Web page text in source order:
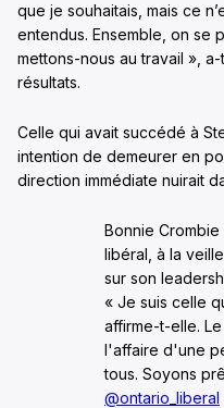
que je souhaitais, mais ce
entendus. Ensemble, on se
mettons-nous au travail »,
résultats.
Celle qui avait succédé à
intention de demeurer en
direction immédiate nuirait
Bonnie
libéral, à la
sur son
« Je suis celle
affirme-t-elle.
l'affaire d'une
tous. Soyons
@ontario_liberal